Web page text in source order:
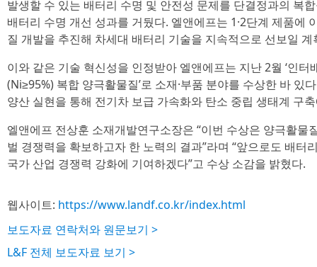
발생할 수 있는 배터리 수명 및 안전성 문제를 단결정과의 복
배터리 수명 개선 성과를 거뒀다. 엘앤에프는 1·2단계 제품에
질 개발을 추진해 차세대 배터리 기술을 지속적으로 선보일 계
이와 같은 기술 혁신성을 인정받아 엘앤에프는 지난 2월 ‘인터
(Ni≥95%) 복합 양극활물질’로 소재·부품 분야를 수상한 바 있
양산 실현을 통해 전기차 보급 가속화와 탄소 중립 생태계 구
엘앤에프 전상훈 소재개발연구소장은 “이번 수상은 양극활물
벌 경쟁력을 확보하고자 한 노력의 결과”라며 “앞으로도 배터
국가 산업 경쟁력 강화에 기여하겠다”고 수상 소감을 밝혔다.
웹사이트: https://www.landf.co.kr/index.html
보도자료 연락처와 원문보기 >
L&F 전체 보도자료 보기 >